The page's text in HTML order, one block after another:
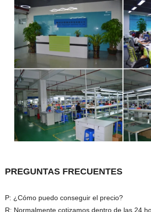
PREGUNTAS FRECUENTES
P: ¿Cómo puedo conseguir el precio?
R: Normalmente cotizamos dentro de las 24